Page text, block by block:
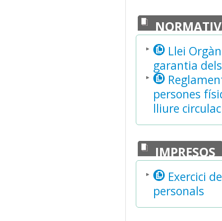
Llei
garantia
persones
lliure
IMPRESOS
Exercici
personals